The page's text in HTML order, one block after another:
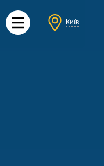
Київ